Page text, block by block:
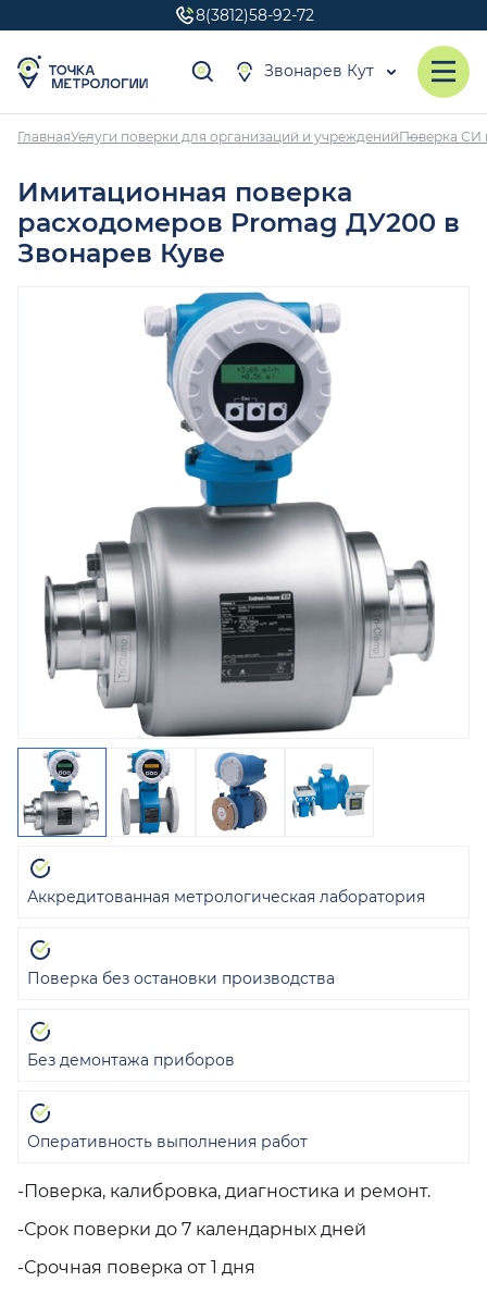
8(3812)58-92-72
Звонарев Кут
ГлавнаяУслуги поверки для организаций и учрежденийПоверка СИ
Имитационная поверка
расходомеров Promag ДУ200 в
Звонарев Куве
-Поверка, калибровка, диагностика и ремонт.
-Срок поверки до 7 календарных дней
-Срочная поверка от 1 дня
Аккредитованная метрологическая лаборатория
Поверка без остановки производства
Без демонтажа приборов
Оперативность выполнения работ